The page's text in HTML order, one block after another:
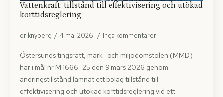
Vattenkraft: tillstånd till effektivisering och utökad
korttidsreglering
eriknyberg 4 maj 2026 Inga kommentarer
Östersunds tingsrätt, mark- och miljödomstolen (MMD)
har i mål nr M 1666–25 den 9 mars 2026 genom
ändringstillstånd lämnat ett bolag tillstånd till
effektivisering och utökad korttidsreglering vid ett